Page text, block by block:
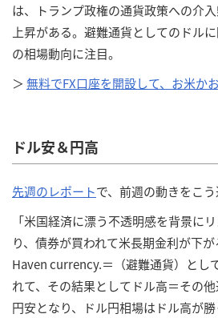
は、トランプ政権の通貨政策への介
上昇がある。避難通貨としてのドル
の相場動向に注目。
＞無料でFX口座を開設して、お米か
ドル安＆円高
先週のレポートで、前週の動きをこう
「米国経済に漂う不透明感を背景に
り、債券が買われて米長期金利が下
Haven currency.＝（避難通貨）とし
れて、その結果としてドル高＝その
円安となり、ドル円相場はドル高が